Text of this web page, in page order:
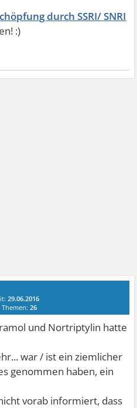
durch SSRI/ SNRI
29.06.2016
Themen:26
und Nortriptylin hatte
war / ist ein ziemlicher
genommen haben, ein
vorab informiert, dass